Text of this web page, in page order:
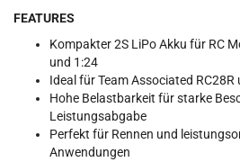
FEATURES
Kompakter 2S LiPo Akku für RC
und 1:24
Ideal für Team Associated RC28R
Hohe Belastbarkeit für starke
Leistungsabgabe
Perfekt für Rennen und
Anwendungen